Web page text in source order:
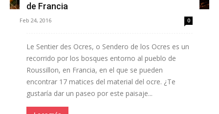
de Francia
Feb 24, 2016 0
Le Sentier des Ocres, o Sendero de los Ocres es un
recorrido por los bosques entorno al pueblo de
Roussillon, en Francia, en el que se pueden
encontrar 17 matices del material del ocre. ¿Te
gustaría dar un paseo por este paisaje...